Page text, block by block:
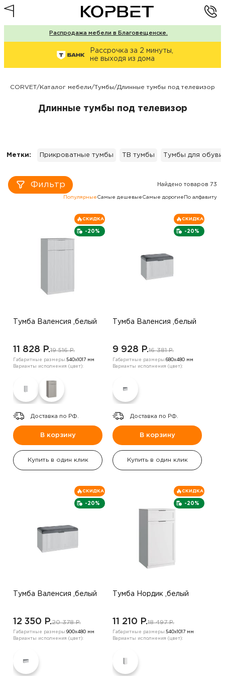
Распродажа мебели в Благовещенске.
Рассрочка за 2 минуты,
не выходя из дома
CORVET/Каталог мебели/Тумбы/Длинные тумбы под телевизор
Длинные тумбы под телевизор
Метки: Прикроватные тумбы ТВ тумбы Тумбы для обуви
Фильтр Найдено товаров 73
Популярные Самые дешевые Самые дорогие По алфавиту
-20%
СКИДКА
Тумба Валенсия ,белый
11 828 P.19 516 P.
Габаритные размеры:540х1017 мм
Варианты исполнения (цвет):
Доставка по РФ.
В корзину
Купить в один клик
-20%
СКИДКА
Тумба Валенсия ,белый
9 928 P.16 381 P.
Габаритные размеры:680х480 мм
Варианты исполнения (цвет):
Доставка по РФ.
В корзину
Купить в один клик
-20%
СКИДКА
Тумба Валенсия ,белый
12 350 P.20 378 P.
Габаритные размеры:900х480 мм
Варианты исполнения (цвет):
-20%
СКИДКА
Тумба Нордик ,белый
11 210 P.18 497 P.
Габаритные размеры:540х1017 мм
Варианты исполнения (цвет):